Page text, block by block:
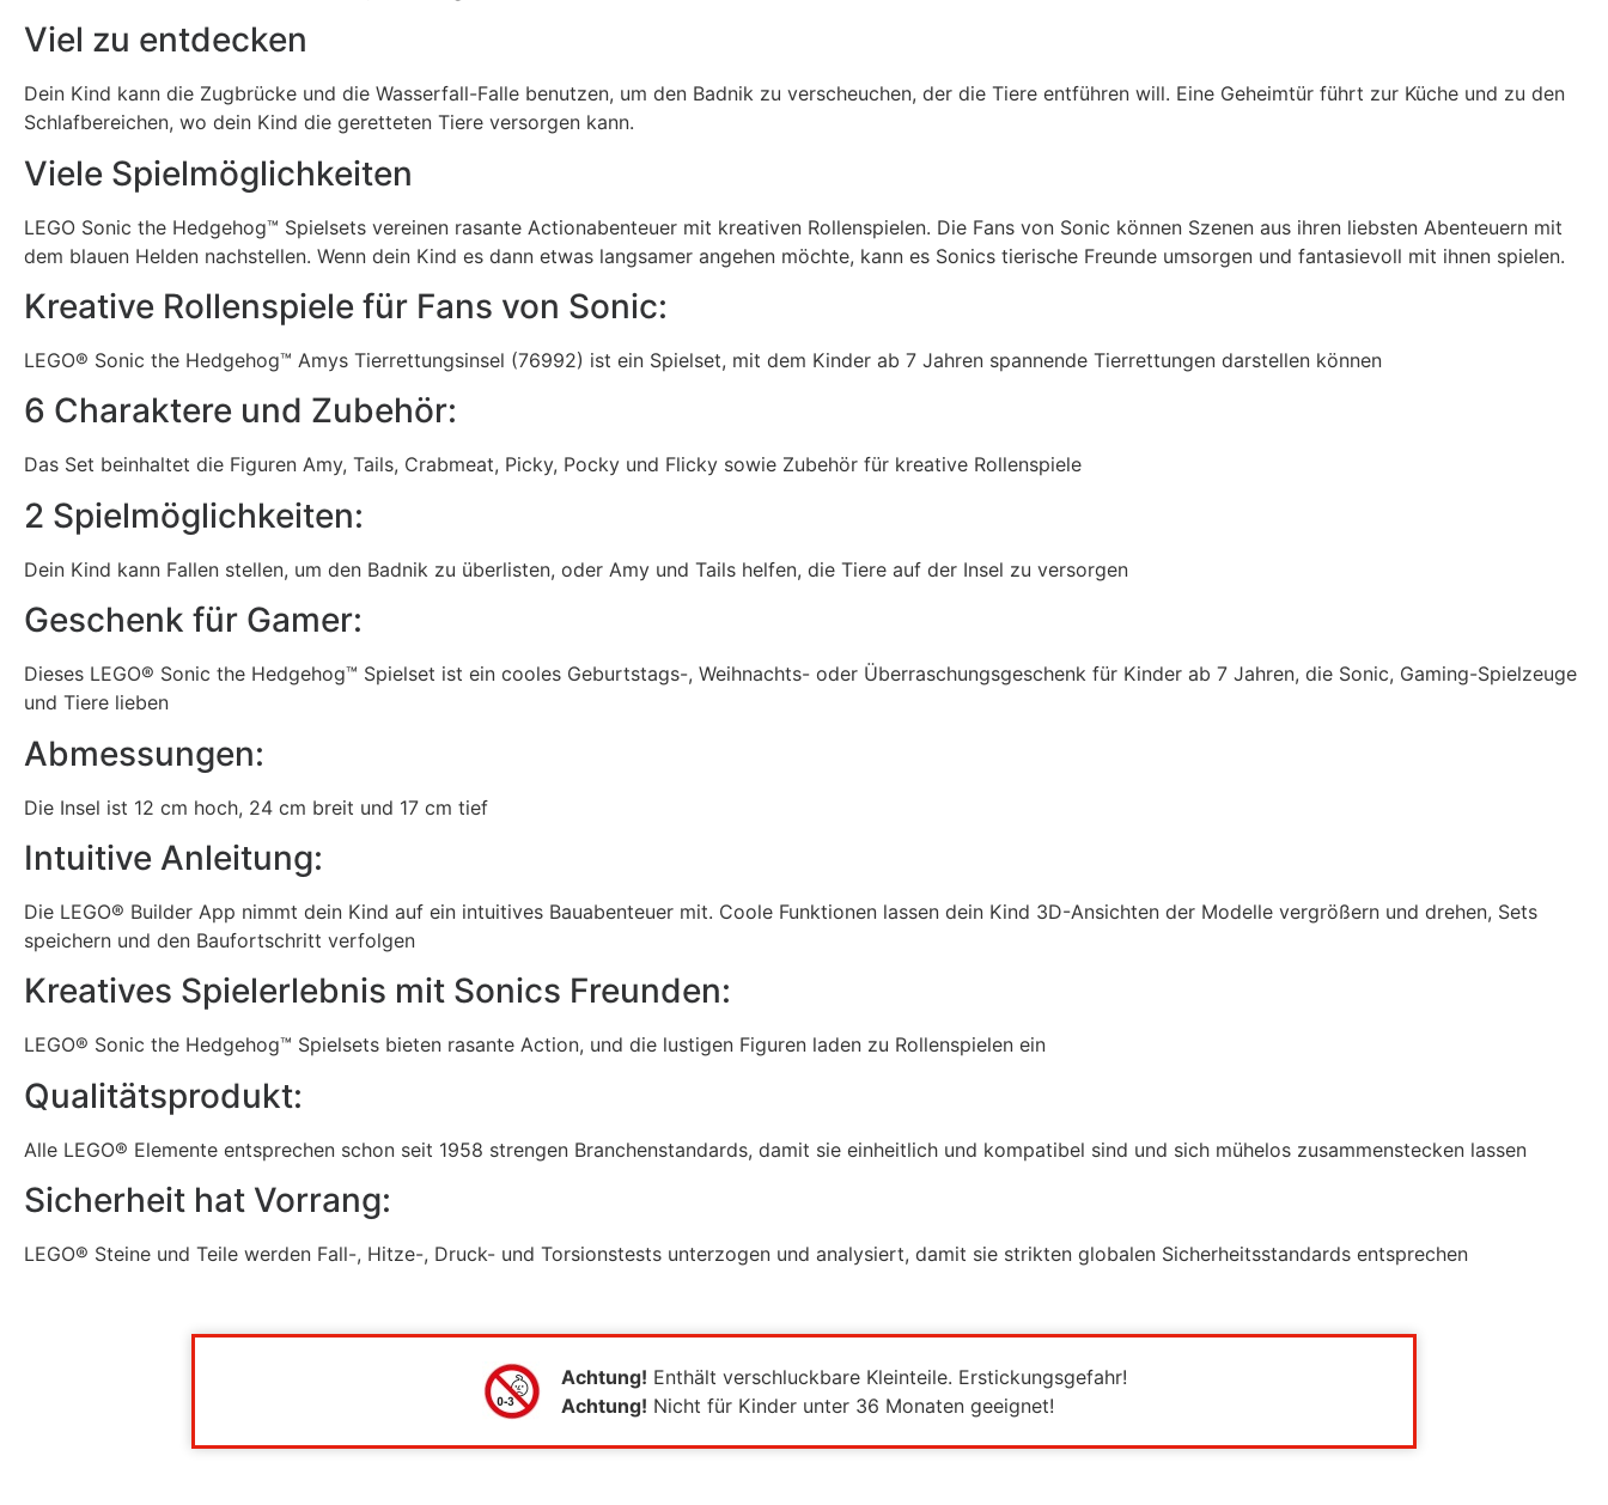
Viel zu entdecken
Dein Kind kann die Zugbrücke und die Wasserfall-Falle benutzen, um den Badnik zu verscheuchen, der die Tiere entführen will. Eine Geheimtür führt zur Küche und zu den
Schlafbereichen, wo dein Kind die geretteten Tiere versorgen kann.
Viele Spielmöglichkeiten
LEGO Sonic the Hedgehog™ Spielsets vereinen rasante Actionabenteuer mit kreativen Rollenspielen. Die Fans von Sonic können Szenen aus ihren liebsten Abenteuern mit
dem blauen Helden nachstellen. Wenn dein Kind es dann etwas langsamer angehen möchte, kann es Sonics tierische Freunde umsorgen und fantasievoll mit ihnen spielen.
Kreative Rollenspiele für Fans von Sonic:
LEGO® Sonic the Hedgehog™ Amys Tierrettungsinsel (76992) ist ein Spielset, mit dem Kinder ab 7 Jahren spannende Tierrettungen darstellen können
6 Charaktere und Zubehör:
Das Set beinhaltet die Figuren Amy, Tails, Crabmeat, Picky, Pocky und Flicky sowie Zubehör für kreative Rollenspiele
2 Spielmöglichkeiten:
Dein Kind kann Fallen stellen, um den Badnik zu überlisten, oder Amy und Tails helfen, die Tiere auf der Insel zu versorgen
Geschenk für Gamer:
Dieses LEGO® Sonic the Hedgehog™ Spielset ist ein cooles Geburtstags-, Weihnachts- oder Überraschungsgeschenk für Kinder ab 7 Jahren, die Sonic, Gaming-Spielzeuge
und Tiere lieben
Abmessungen:
Die Insel ist 12 cm hoch, 24 cm breit und 17 cm tief
Intuitive Anleitung:
Die LEGO® Builder App nimmt dein Kind auf ein intuitives Bauabenteuer mit. Coole Funktionen lassen dein Kind 3D-Ansichten der Modelle vergrößern und drehen, Sets
speichern und den Baufortschritt verfolgen
Kreatives Spielerlebnis mit Sonics Freunden:
LEGO® Sonic the Hedgehog™ Spielsets bieten rasante Action, und die lustigen Figuren laden zu Rollenspielen ein
Qualitätsprodukt:
Alle LEGO® Elemente entsprechen schon seit 1958 strengen Branchenstandards, damit sie einheitlich und kompatibel sind und sich mühelos zusammenstecken lassen
Sicherheit hat Vorrang:
LEGO® Steine und Teile werden Fall-, Hitze-, Druck- und Torsionstests unterzogen und analysiert, damit sie strikten globalen Sicherheitsstandards entsprechen
Achtung! Enthält verschluckbare Kleinteile. Erstickungsgefahr!
Achtung! Nicht für Kinder unter 36 Monaten geeignet!